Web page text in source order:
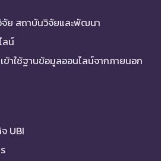
จัย สถาบันวิจัยและพัฒนา
ลน์
ข้าใช้ฐานข้อมูลออนไลน์จากภายนอก
UBI